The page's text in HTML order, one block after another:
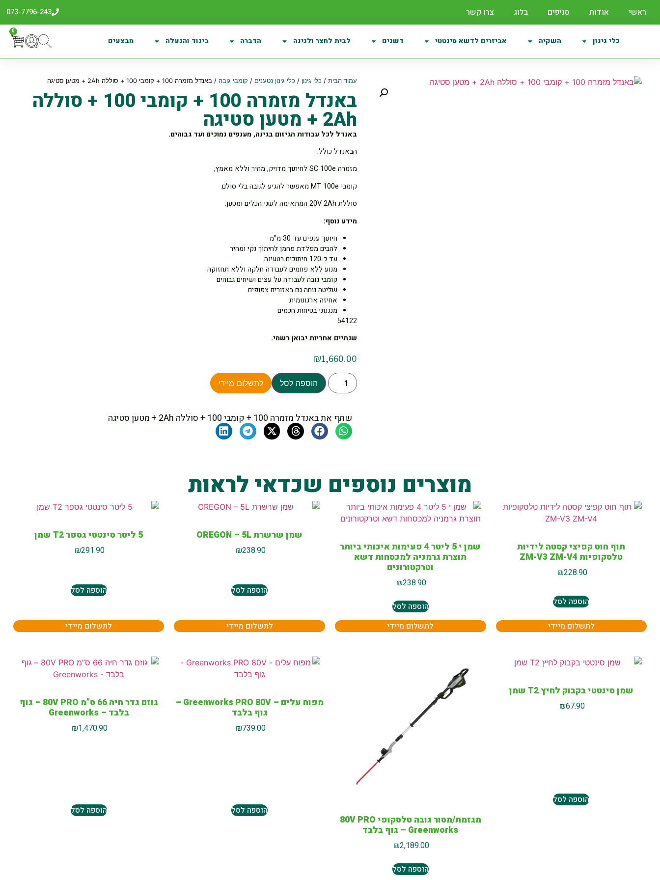
ראשי אודות סניפים בלוג צרו קשר 073-7796-243
כלי גינון השקיה אביזרים לדשא סינטטי דשנים לבית לחצר ולגינה הדברה ביגוד והנעלה מבצעים
0
עמוד הבית / כלי גינון / כלי גינון נטענים / קומבי גובה / באנדל מזמרה 100 + קומבי 100 + סוללה 2Ah + מטען סטיגה
באנדל מזמרה 100 + קומבי 100 + סוללה
2Ah + מטען סטיגה
באנדל לכל עבודות הגיזום בגינה, מענפים נמוכים ועד גבוהים.
הבאנדל כולל:
מזמרה SC 100e לחיתוך מדויק, מהיר וללא מאמץ,
קומבי MT 100e מאפשר להגיע לגובה בלי סולם.
סוללת 20V 2Ah המתאימה לשני הכלים ומטען.
מידע נוסף:
חיתוך ענפים עד 30 מ"מ
להבים מפלדת פחמן לחיתוך נקי ומהיר
עד כ-120 חיתוכים בטעינה
מנוע ללא פחמים לעבודה חלקה וללא תחזוקה
קומבי גובה לעבודה על עצים ושיחים גבוהים
שליטה נוחה גם באזורים צפופים
אחיזה ארגונומית
מנגנוני בטיחות חכמים
54122
שנתיים אחריות יבואן רשמי.
₪1,660.00
הוספה לסל לתשלום מיידי
שתף את באנדל מזמרה 100 + קומבי 100 + סוללה 2Ah + מטען סטיגה
מוצרים נוספים שכדאי לראות
תוף חוט קפיצי קסטה לידיות
טלסקופיות ZM-V3 ZM-V4
₪228.90
הוספה לסל
לתשלום מיידי
שמן י 5 ליטר 4 פעימות איכותי ביותר
תוצרת גרמניה למכסחות דשא
וטרקטורונים
₪238.90
הוספה לסל
לתשלום מיידי
שמן שרשרת OREGON – 5L
₪238.90
הוספה לסל
לתשלום מיידי
5 ליטר סינטטי גספר T2 שמן
₪291.90
הוספה לסל
לתשלום מיידי
שמן סינטטי בקבוק לחיץ T2 שמן
₪67.90
הוספה לסל
מגזמת/מסור גובה טלסקופי 80V PRO
Greenworks – גוף בלבד
₪2,189.00
הוספה לסל
מפוח עלים – Greenworks PRO 80V –
גוף בלבד
₪739.00
הוספה לסל
גוזם גדר חיה 66 ס”מ 80V PRO – גוף
בלבד – Greenworks
₪1,470.90
הוספה לסל